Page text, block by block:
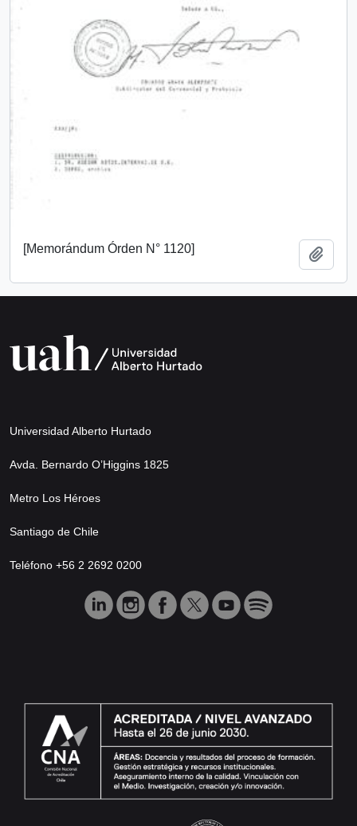
[Memorándum Órden N° 1120]
Universidad Alberto Hurtado
Avda. Bernardo O’Higgins 1825
Metro Los Héroes
Santiago de Chile
Teléfono +56 2 2692 0200